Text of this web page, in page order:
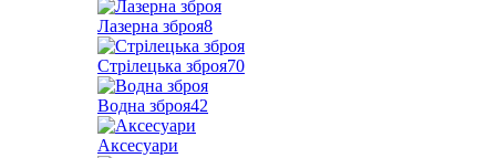
Лазерна зброя8
Стрілецька зброя70
Водна зброя42
Аксесуари